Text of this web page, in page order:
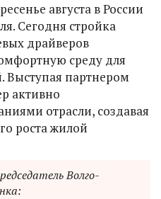
августа в России
Сегодня стройка
драйверов
среду для
партнером
активно
отрасли, создавая
роста жилой
Волго-